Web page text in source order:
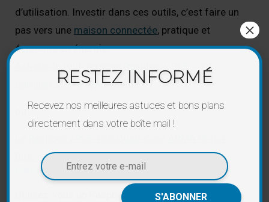
d’utilisation. Investir dans ces outils, c’est faire un
pas vers une maison connectée, pratique et
économe en énergie.
Acheter le tout dernière Raspberry PI 5 – Kit
complet starter avec boitier
Bits – 2,4 GHz)
Partagez votre expérience !
Utilisez-vous un Raspberry Pi ou un hub domotique
RESTEZ INFORMÉ
Recevez nos meilleures astuces et bons plans
directement dans votre boîte mail !
×